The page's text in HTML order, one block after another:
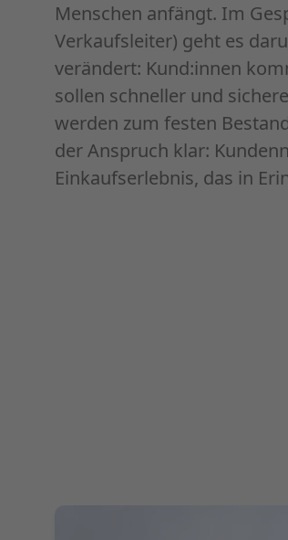
Menschen anfängt. Im
Verkaufsleiter) geht es
verändert: Kund:innen
sollen schneller und
werden zum festen
der Anspruch klar:
Einkaufserlebnis, das in